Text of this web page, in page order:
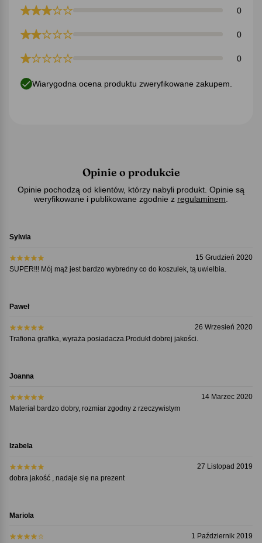
0
0
0
Wiarygodna ocena produktu zweryfikowane zakupem.
Opinie o produkcie
Opinie pochodzą od klientów, którzy nabyli produkt. Opinie są
weryfikowane i publikowane zgodnie z regulaminem
Sylwia
15 Grudzień 2020
SUPER!!! Mój mąż jest bardzo wybredny co do koszulek, tą uwielbia.
Paweł
26 Wrzesień 2020
Trafiona grafika, wyraża posiadacza.Produkt dobrej jakości.
Joanna
14 Marzec 2020
Materiał bardzo dobry, rozmiar zgodny z rzeczywistym
Izabela
27 Listopad 2019
dobra jakość , nadaje się na prezent
Mariola
1 Październik 2019